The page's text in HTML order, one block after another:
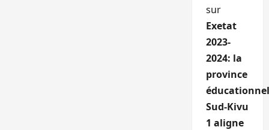
sur
Exetat
2023-
2024: la
province
Sud-Kivu
1 aligne